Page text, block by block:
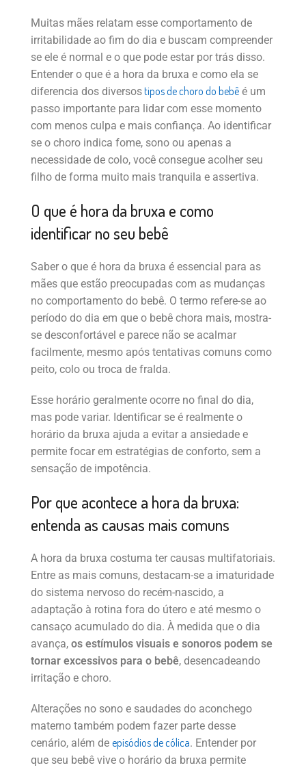
Muitas mães relatam esse comportamento de
irritabilidade ao fim do dia e buscam compreender
se ele é normal e o que pode estar por trás disso.
Entender o que é a hora da bruxa e como ela se
diferencia dos diversostipos de choro do bebê é um
passo importante para lidar com esse momento
com menos culpa e mais confiança. Ao identificar
se o choro indica fome, sono ou apenas a
necessidade de colo, você consegue acolher seu
filho de forma muito mais tranquila e assertiva.
O que é hora da bruxa e como
identificar no seu bebê
Saber o que é hora da bruxa é essencial para as
mães que estão preocupadas com as mudanças
no comportamento do bebê. O termo refere-se ao
período do dia em que o bebê chora mais, mostra-
se desconfortável e parece não se acalmar
facilmente, mesmo após tentativas comuns como
peito, colo ou troca de fralda.
Esse horário geralmente ocorre no final do dia,
mas pode variar. Identificar se é realmente o
horário da bruxa ajuda a evitar a ansiedade e
permite focar em estratégias de conforto, sem a
sensação de impotência.
Por que acontece a hora da bruxa:
entenda as causas mais comuns
A hora da bruxa costuma ter causas multifatoriais.
Entre as mais comuns, destacam-se a imaturidade
do sistema nervoso do recém-nascido, a
adaptação à rotina fora do útero e até mesmo o
cansaço acumulado do dia. À medida que o dia
avança, os estímulos visuais e sonoros podem se
tornar excessivos para o bebê, desencadeando
irritação e choro.
Alterações no sono e saudades do aconchego
materno também podem fazer parte desse
cenário, além de episódios de cólica. Entender por
que seu bebê vive o horário da bruxa permite